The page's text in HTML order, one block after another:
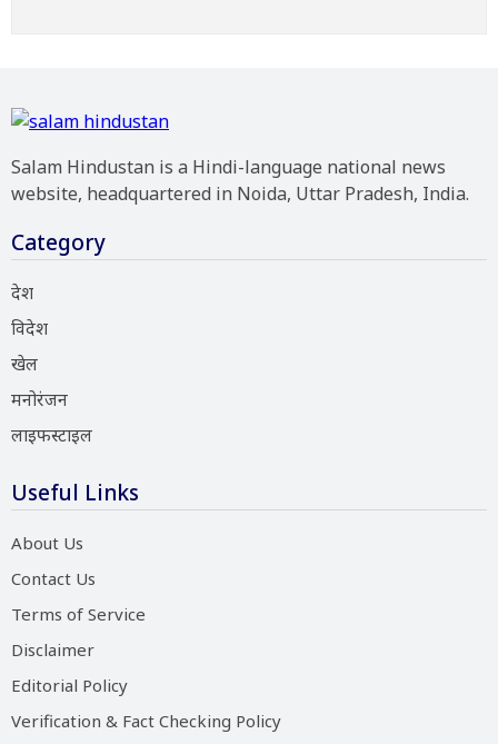
Salam Hindustan is a Hindi-language national news
website, headquartered in Noida, Uttar Pradesh, India.
Category
देश
विदेश
खेल
मनोरंजन
लाइफस्टाइल
Useful Links
About Us
Contact Us
Terms of Service
Disclaimer
Editorial Policy
Verification & Fact Checking Policy